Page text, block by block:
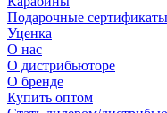
Подарочные сертификаты
Уценка
О нас
О дистрибьюторе
О бренде
Купить оптом